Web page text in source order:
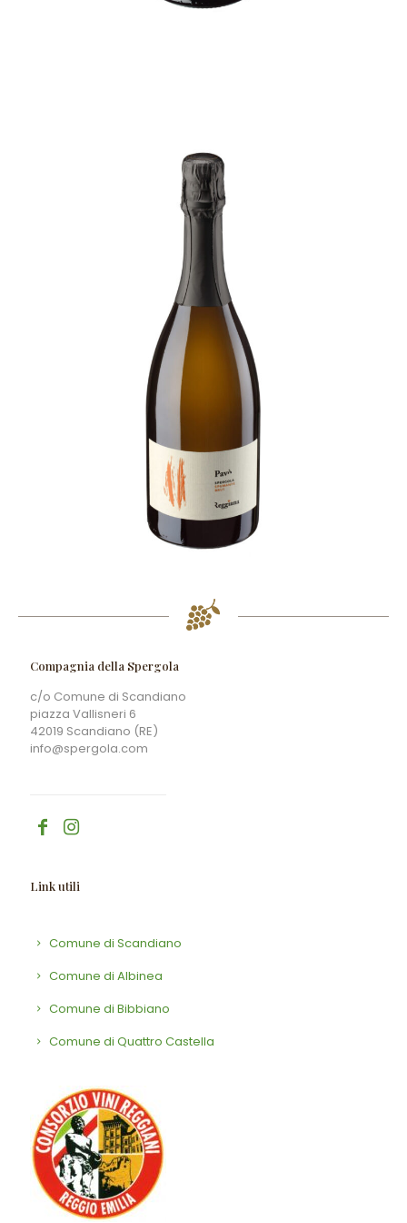
Compagnia della Spergola
c/o Comune di Scandiano
piazza Vallisneri 6
42019 Scandiano (RE)
info@spergola.com
Link utili
Comune di Scandiano
Comune di Albinea
Comune di Bibbiano
Comune di Quattro Castella